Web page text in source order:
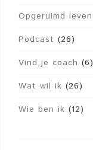
Opgeruimd leven
Podcast (26)
Vind je coach (6)
Wat wil ik (26)
Wie ben ik (12)